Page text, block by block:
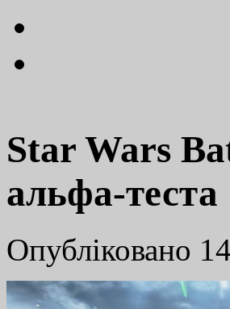
Star Wars
альфа-теста
Опубліковано